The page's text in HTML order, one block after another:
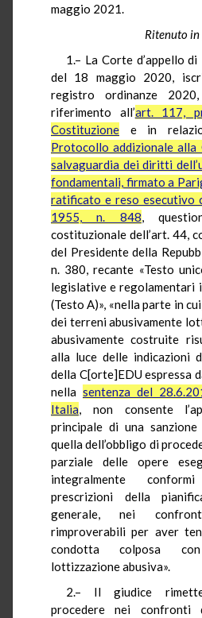
maggio 2021.
Ritenuto
1.– La Corte d’appello
del 18 maggio 2020,
registro ordinanze
riferimento all’art. 117,
Costituzione e in
Protocollo addizionale alla
salvaguardia dei diritti
fondamentali, firmato a
ratificato e reso esecutivo
1955, n. 848,
costituzionale dell’art. 44,
del Presidente della
n. 380, recante «Testo
legislative e regolamentari
(Testo A)», «nella parte in
dei terreni abusivamente
abusivamente costruite
alla luce delle indicazioni
della C[orte]EDU espressa
nella sentenza del
Italia, non consente
principale di una sanzione
quella dell’obbligo di
parziale delle opere
integralmente
prescrizioni della
generale, nei
rimproverabili per aver
condotta colposa
lottizzazione abusiva».
2.– Il giudice
procedere nei